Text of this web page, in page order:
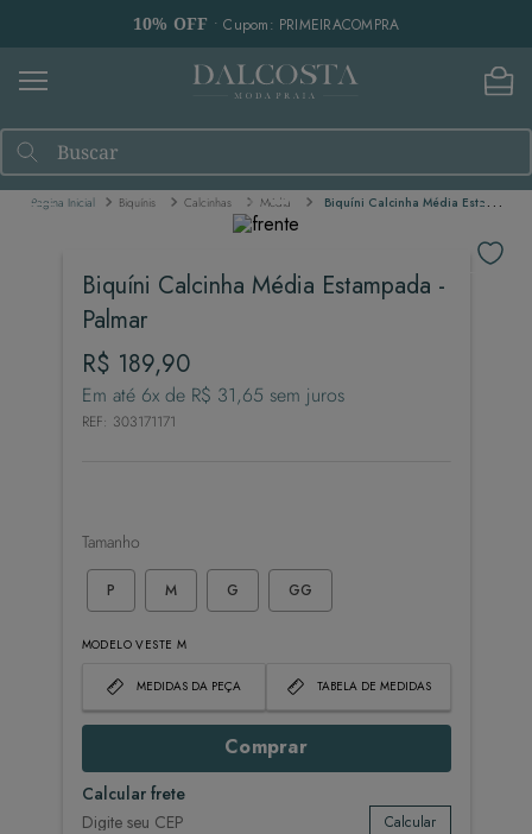
10% OFF • Cupom: PRIMEIRACOMPRA
Buscar
Biquínis Calcinhas Média Biquíni Calcinha Média Estampada - Palmar
Biquíni Calcinha Média Estampada -
Palmar
R$ 189,90
Em até 6x de R$ 31,65 sem juros
REF: 303171171
Tamanho
P M G GG
MODELO VESTE M
MEDIDAS DA PEÇA TABELA DE MEDIDAS
Comprar
Calcular frete
Calcular